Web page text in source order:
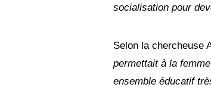
socialisation pour
Selon la chercheuse
permettait à la
ensemble éducatif